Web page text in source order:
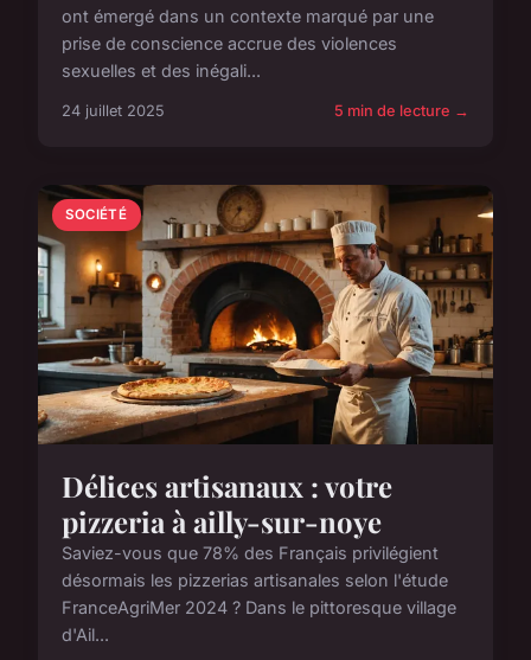
ont émergé dans un contexte marqué par une
prise de conscience accrue des violences
sexuelles et des inégali...
24 juillet 2025 5 min de lecture →
SOCIÉTÉ
Délices artisanaux : votre
pizzeria à ailly-sur-noye
Saviez-vous que 78% des Français privilégient
désormais les pizzerias artisanales selon l'étude
FranceAgriMer 2024 ? Dans le pittoresque village
d'Ail...